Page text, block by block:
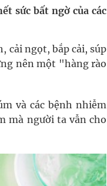
yêu
sức bất ngờ của các
cải ngọt, bắp cải, súp
nên một "hàng rào
và các bệnh nhiễm
mà người ta vẫn cho